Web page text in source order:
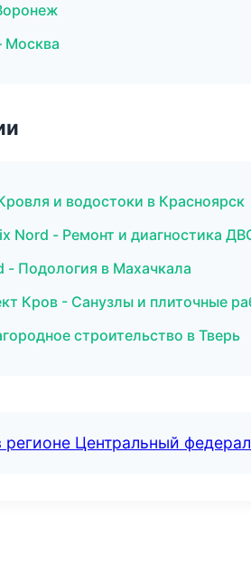
Москва
и водостоки в Красноярск
Nord - Ремонт и диагностика
- Подология в Махачкала
Кров - Санузлы и плиточные
строительство в Тверь
регионе Центральный